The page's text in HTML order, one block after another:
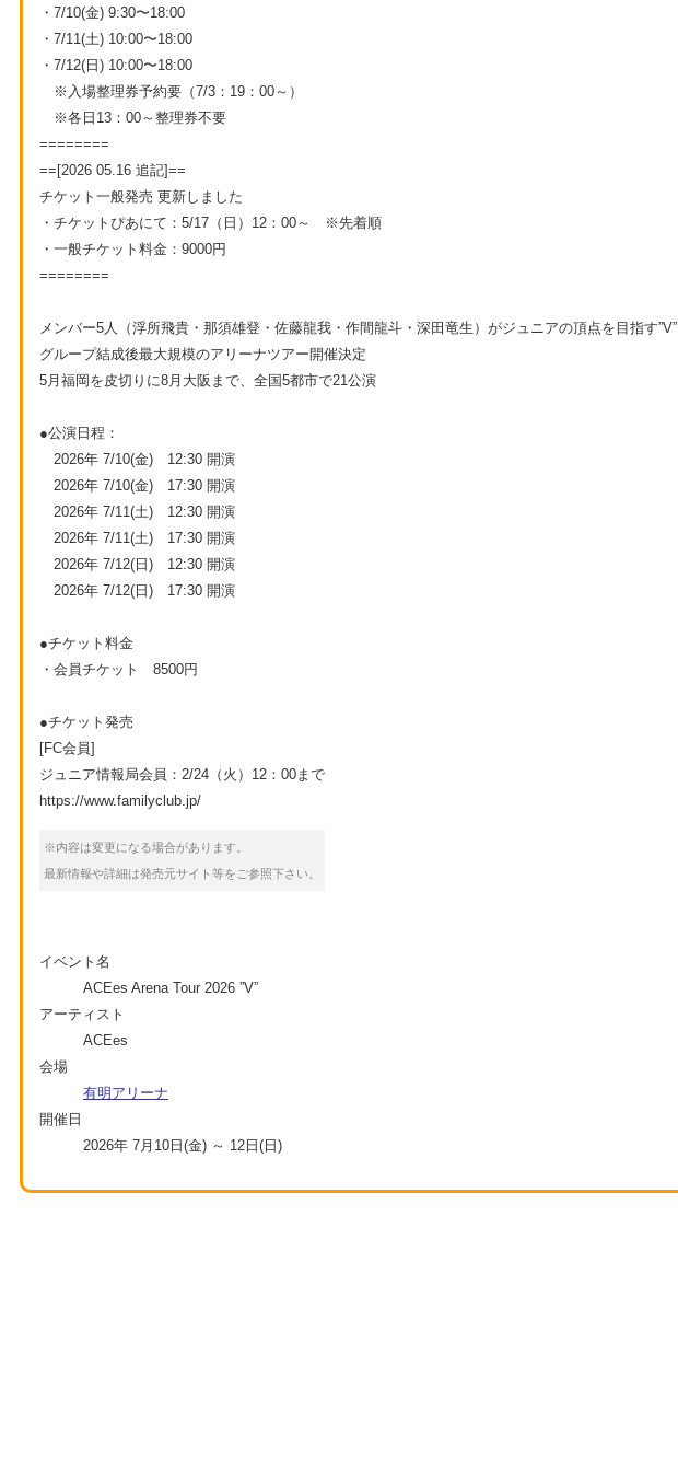
・7/10(金) 9:30〜18:00
・7/11(土) 10:00〜18:00
・7/12(日) 10:00〜18:00
※入場整理券予約要（7/3：19：00～）
※各日13：00～整理券不要
========
==[2026 05.16 追記]==
チケット一般発売 更新しました
・チケットぴあにて：5/17（日）12：00～ ※先着順
・一般チケット料金：9000円
========
メンバー5人（浮所飛貴・那須雄登・佐藤龍我・作間龍斗・深田竜生）がジュニアの頂点を目指す”V”
グループ結成後最大規模のアリーナツアー開催決定
5月福岡を皮切りに8月大阪まで、全国5都市で21公演
●公演日程：
2026年 7/10(金) 12:30 開演
2026年 7/10(金) 17:30 開演
2026年 7/11(土) 12:30 開演
2026年 7/11(土) 17:30 開演
2026年 7/12(日) 12:30 開演
2026年 7/12(日) 17:30 開演
●チケット料金
・会員チケット 8500円
●チケット発売
[FC会員]
ジュニア情報局会員：2/24（火）12：00まで
https://www.familyclub.jp/
※内容は変更になる場合があります。
最新情報や詳細は発売元サイト等をご参照下さい。
イベント名
ACEes Arena Tour 2026 ”V”
アーティスト
ACEes
会場
有明アリーナ
開催日
2026年 7月10日(金) ～ 12日(日)